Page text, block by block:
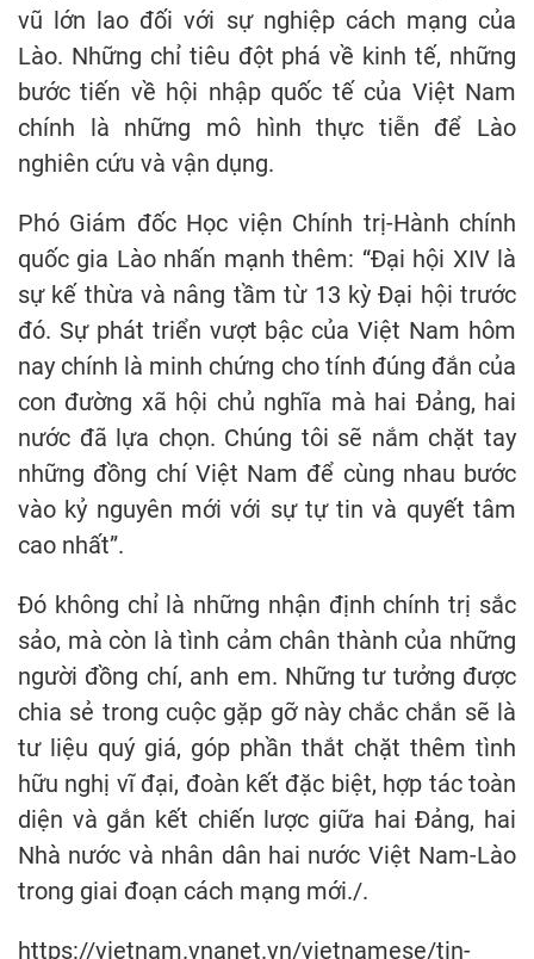
vũ lớn lao đối với sự nghiệp cách mạng của
Lào. Những chỉ tiêu đột phá về kinh tế, những
bước tiến về hội nhập quốc tế của Việt Nam
chính là những mô hình thực tiễn để Lào
nghiên cứu và vận dụng.
Phó Giám đốc Học viện Chính trị-Hành chính
quốc gia Lào nhấn mạnh thêm: “Đại hội XIV là
sự kế thừa và nâng tầm từ 13 kỳ Đại hội trước
đó. Sự phát triển vượt bậc của Việt Nam hôm
nay chính là minh chứng cho tính đúng đắn của
con đường xã hội chủ nghĩa mà hai Đảng, hai
nước đã lựa chọn. Chúng tôi sẽ nắm chặt tay
những đồng chí Việt Nam để cùng nhau bước
vào kỷ nguyên mới với sự tự tin và quyết tâm
cao nhất”.
Đó không chỉ là những nhận định chính trị sắc
sảo, mà còn là tình cảm chân thành của những
người đồng chí, anh em. Những tư tưởng được
chia sẻ trong cuộc gặp gỡ này chắc chắn sẽ là
tư liệu quý giá, góp phần thắt chặt thêm tình
hữu nghị vĩ đại, đoàn kết đặc biệt, hợp tác toàn
diện và gắn kết chiến lược giữa hai Đảng, hai
Nhà nước và nhân dân hai nước Việt Nam-Lào
trong giai đoạn cách mạng mới./.
https://vietnam.vnanet.vn/vietnamese/tin-